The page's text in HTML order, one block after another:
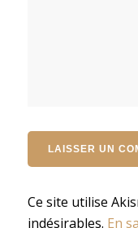
Ce site utilise
indésirables. En